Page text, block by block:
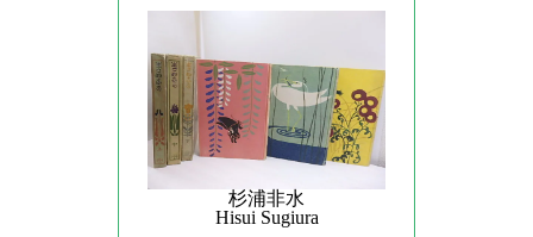
杉浦非水
Hisui Sugiura